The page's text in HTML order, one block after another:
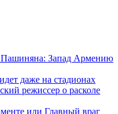
Запад Армению
даже на стадионах
режиссер о расколе
или Главный враг